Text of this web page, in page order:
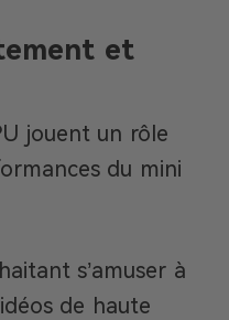
et
jouent un rôle
du mini
s’amuser à
de haute